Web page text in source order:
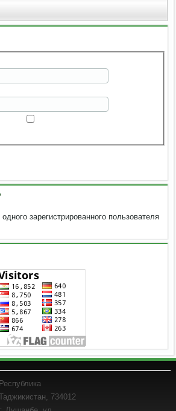
зарегистрированного пользователя
Республика
734012